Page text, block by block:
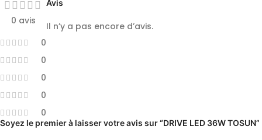
0 avis
0
0
0
0
0
Avis
Il n’y a pas encore d’avis.
Soyez le premier à laisser votre avis sur “DRIVE LED 36W TOSUN”